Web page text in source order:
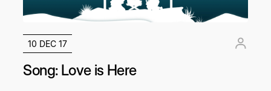
10 DEC 17
Song: Love is Here